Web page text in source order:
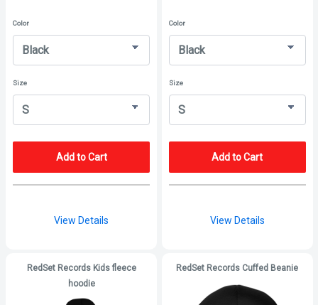
Color
Size
Add to Cart
View Details
Color
Size
Add to Cart
View Details
RedSet Records Kids fleece
hoodie
RedSet Records Cuffed Beanie